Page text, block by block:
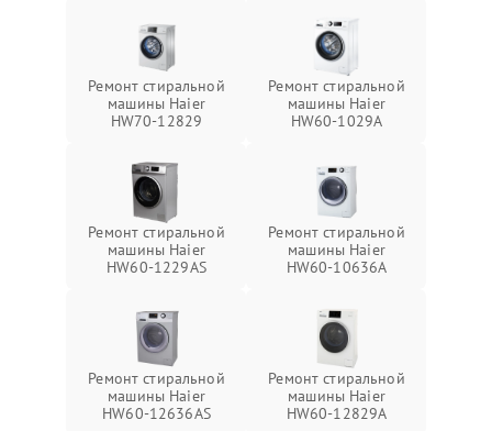
Ремонт стиральной
машины Haier
HW70-12829
Ремонт стиральной
машины Haier
HW60-1029A
Ремонт стиральной
машины Haier
HW60-1229AS
Ремонт стиральной
машины Haier
HW60-10636A
Ремонт стиральной
машины Haier
HW60-12636AS
Ремонт стиральной
машины Haier
HW60-12829A